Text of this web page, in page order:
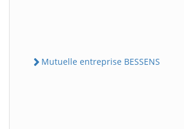
Mutuelle entreprise BESSENS